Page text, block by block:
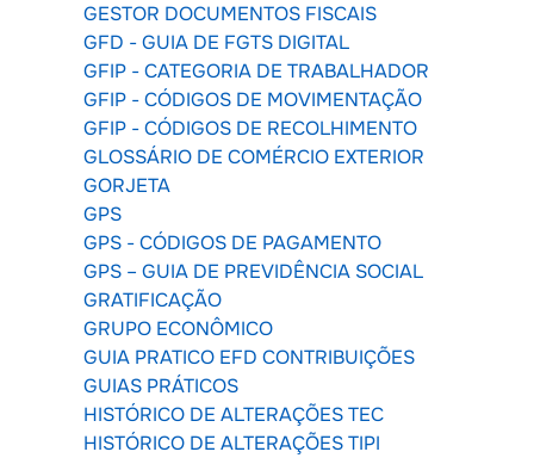
GESTOR DOCUMENTOS FISCAIS
GFD - GUIA DE FGTS DIGITAL
GFIP - CATEGORIA DE TRABALHADOR
GFIP - CÓDIGOS DE MOVIMENTAÇÃO
GFIP - CÓDIGOS DE RECOLHIMENTO
GLOSSÁRIO DE COMÉRCIO EXTERIOR
GORJETA
GPS
GPS - CÓDIGOS DE PAGAMENTO
GPS – GUIA DE PREVIDÊNCIA SOCIAL
GRATIFICAÇÃO
GRUPO ECONÔMICO
GUIA PRATICO EFD CONTRIBUIÇÕES
GUIAS PRÁTICOS
HISTÓRICO DE ALTERAÇÕES TEC
HISTÓRICO DE ALTERAÇÕES TIPI